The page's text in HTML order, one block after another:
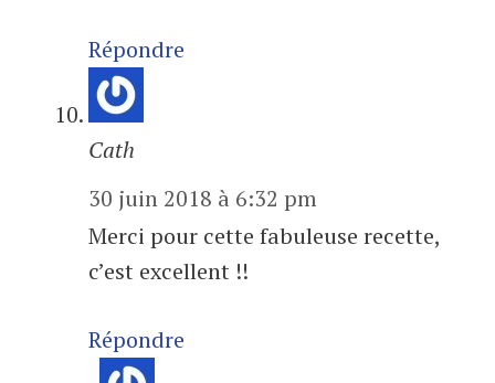
Répondre
Cath
30 juin 2018 à 6:32 pm
Merci pour cette fabuleuse recette,
c’est excellent !!
Répondre